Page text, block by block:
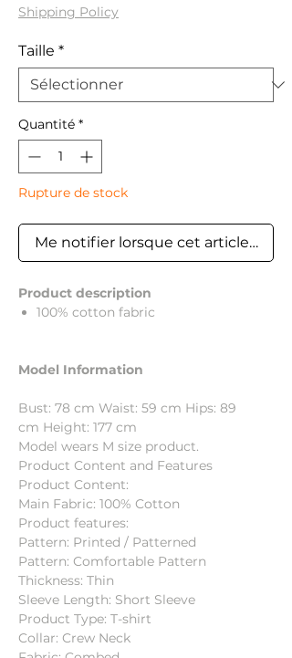
original
Shipping Policy
Taille *
Quantité *
Rupture de stock
Me notifier lorsque cet article est
Product description
100% cotton fabric
Model Information
Bust: 78 cm Waist: 59 cm Hips: 89
cm Height: 177 cm
Model wears M size product.
Product Content and Features
Product Content:
Main Fabric: 100% Cotton
Product features:
Pattern: Printed / Patterned
Pattern: Comfortable Pattern
Thickness: Thin
Sleeve Length: Short Sleeve
Product Type: T-shirt
Collar: Crew Neck